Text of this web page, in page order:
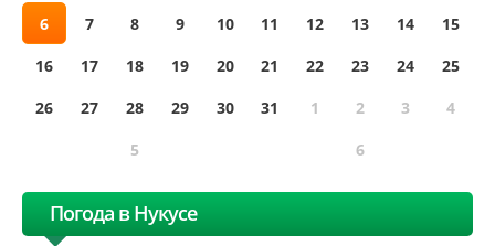
6
7 8 9 10 11 12 13 14
15
16
17 18 19 20 21 22 23 24
25
26
27 28 29 30 31 1 2 3
4
5
6
Погода в Нукусе